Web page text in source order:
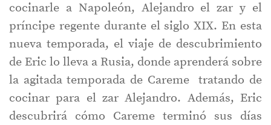
cocinarle a Napoleón, Alejandro el zar y el
príncipe regente durante el siglo XIX. En esta
nueva temporada, el viaje de descubrimiento
de Eric lo lleva a Rusia, donde aprenderá sobre
la agitada temporada de Careme tratando de
cocinar para el zar Alejandro. Además, Eric
descubrirá cómo Careme terminó sus días